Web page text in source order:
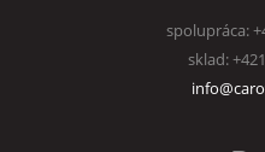
spolupráca:
sklad: